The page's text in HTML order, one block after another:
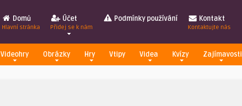
Domů
Hlavní stránka
Účet
Přidej se k nám
Podmínky používání Kontakt
Kontaktujte nás
Videohry Obrázky Hry Vtipy Videa Kvízy Zajímavosti